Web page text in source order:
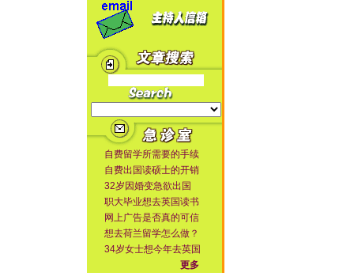
自费留学所需要的手续
自费出国读硕士的开销
32岁因婚变急欲出国
职大毕业想去英国读书
网上广告是否真的可信
想去荷兰留学怎么做？
34岁女士想今年去英国
更多